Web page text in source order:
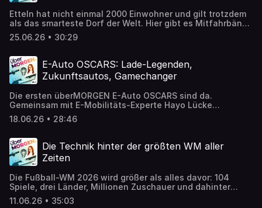
Etteln hat nicht einmal 2000 Einwohner und gilt trotzdem
als das smarteste Dorf der Welt. Hier gibt es Mitfahrbänke
per App, einen digitalen Zwilling des Dorfes und mehr
selbst produzierten Strom, als die Bewohner überhaupt
sprechen mit dem Digitalisierungsverantwortlichen Ulrich
Ahle darüber, wie aus einem kleinen Dorf ein Vorbild für
die digitale Zukunft geworden ist. Wir sprechen über
Datenschutz und die Frage, warum Digitalisierung in
Etteln funktioniert. Was können andere Dörfer und Städte
von Etteln lernen?
25.06.26 • 30:29
E-Auto OSCARS: Lade-Legenden,
Zukunftsautos, Gamechanger
Die ersten überMORGEN E-Auto OSCARS sind da.
Gemeinsam mit E-Mobilitäts-Experte Hayo Lücke
vergeben wir Auszeichnungen in verschiedenen
Kategorien: vom besten Einstiegs-E-Auto über das
Branche. Welche Innovationen haben uns beeindruckt?
Welche Hersteller werden überschätzt? Und welche
Entwicklungen werden den E-Auto-Markt in den nächsten
rund um die spannendsten Elektroautos der Gegenwart
und Zukunft.
18.06.26 • 28:46
Die Technik hinter der größten WM aller
Zeiten
Die Fußball-WM 2026 wird größer als alles davor: 104
Spiele, drei Länder, Millionen Zuschauer und dahinter
eines der komplexesten Echtzeit-Mediensysteme der
Welt. In dieser Folge sprechen wir mit Stefan Thelen von
11.06.26 • 35:03